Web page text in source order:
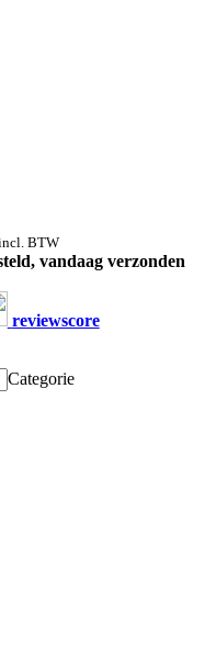
BTW
vandaag verzonden
reviewscore
Categorie